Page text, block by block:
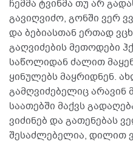
ჩემმა ტვინმა თუ არ
გავიღვიძო, გონში ვერ
და ბებიასთან ერთად
გაღვიძების მეთოდები
საწოლიდან ძალით
ყინულებს მაყრიდნენ.
გამღვიძებელიც არავინ
საათებში მაქვს
ვიძინებ და გათენებას
შესაძლებელია, დილით